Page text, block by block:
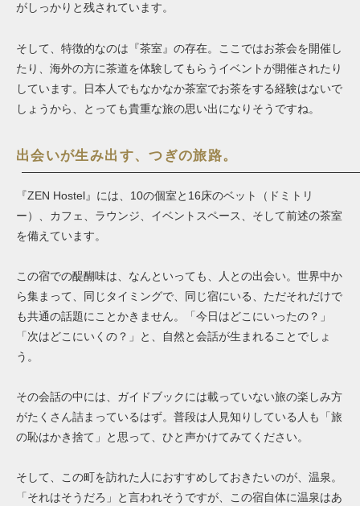
がしっかりと残されています。
そして、特徴的なのは『茶室』の存在。ここではお茶会を開催し
たり、海外の方に茶道を体験してもらうイベントが開催されたり
しています。日本人でもなかなか茶室でお茶をする経験はないで
しょうから、とっても貴重な旅の思い出になりそうですね。
出会いが生み出す、つぎの旅路。
『ZEN Hostel』には、10の個室と16床のベット（ドミトリ
ー）、カフェ、ラウンジ、イベントスペース、そして前述の茶室
を備えています。
この宿での醍醐味は、なんといっても、人との出会い。世界中か
ら集まって、同じタイミングで、同じ宿にいる、ただそれだけで
も共通の話題にことかきません。「今日はどこにいったの？」
「次はどこにいくの？」と、自然と会話が生まれることでしょ
う。
その会話の中には、ガイドブックには載っていない旅の楽しみ方
がたくさん詰まっているはず。普段は人見知りしている人も「旅
の恥はかき捨て」と思って、ひと声かけてみてください。
そして、この町を訪れた人におすすめしておきたいのが、温泉。
「それはそうだろ」と言われそうですが、この宿自体に温泉はあ